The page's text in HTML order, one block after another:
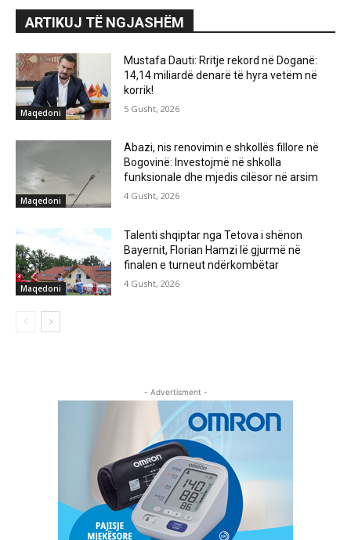
ARTIKUJ TË NGJASHËM
Maqedoni
Mustafa Dauti: Rritje rekord në Doganë:
14,14 miliardë denarë të hyra vetëm në
korrik!
5 Gusht, 2026
Maqedoni
Abazi, nis renovimin e shkollës fillore në
Bogovinë: Investojmë në shkolla
funksionale dhe mjedis cilësor në arsim
4 Gusht, 2026
Maqedoni
Talenti shqiptar nga Tetova i shënon
Bayernit, Florian Hamzi lë gjurmë në
finalen e turneut ndërkombëtar
4 Gusht, 2026
- Advertisment -